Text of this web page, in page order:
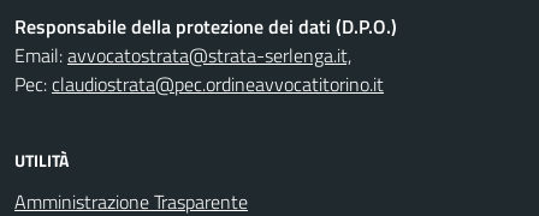
Responsabile della protezione dei dati (D.P.O.)
Email:avvocatostrata@strata-serlenga.it,
Pec:claudiostrata@pec.ordineavvocatitorino.it
UTILITÀ
Amministrazione Trasparente